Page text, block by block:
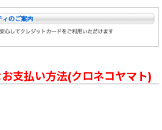
支払い方法(クロネコヤマト)